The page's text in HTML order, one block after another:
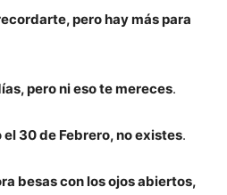
pero hay más para
pero ni eso te mereces.
el 30 de Febrero, no existes.
besas con los ojos abiertos,